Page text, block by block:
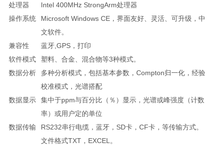
处理器
Intel 400MHz StrongArm处理器
操作系统
Microsoft Windows CE，界面友好、灵活、可升级，中
文软件。
兼容性
蓝牙,GPS，打印
软件模式
塑料、合金、混合物等3种模式。
数据分析
多种分析模式，包括基本参数，Compton归一化，经验
校准模式，光谱搭配
数据显示
集中于ppm与百分比（％）显示，光谱或峰强度（计数
率）或用户定的单位
数据传输
RS232串行电缆，蓝牙，SD卡，CF卡，等传输方式。
文件格式TXT，EXCEL。